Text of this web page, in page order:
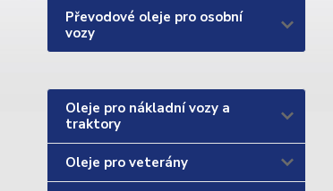
Převodové oleje pro osobní
vozy
Oleje pro nákladní vozy a
traktory
Oleje pro veterány